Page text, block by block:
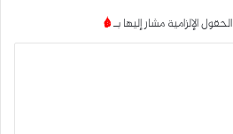
الحقول الإلزامية مشار إليها بـ*